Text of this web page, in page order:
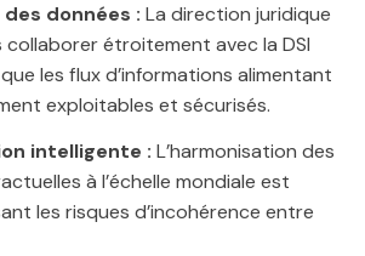
données : La direction juridique
étroitement avec la DSI
les flux d’informations alimentant
exploitables et sécurisés.
intelligente : L’harmonisation des
à l’échelle mondiale est
les risques d’incohérence entre